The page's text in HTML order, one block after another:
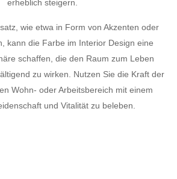
erheblich steigern.
wie etwa in Form von Akzenten oder
kann die Farbe im Interior Design eine
schaffen, die den Raum zum Leben
zu wirken. Nutzen Sie die Kraft der
Wohn- oder Arbeitsbereich mit einem
und Vitalität zu beleben.